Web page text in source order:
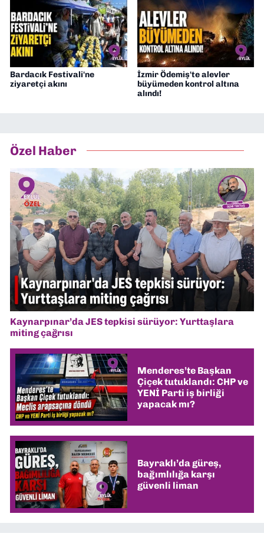
Bardacık Festivali'ne
ziyaretçi akını
İzmir Ödemiş'te alevler
büyümeden kontrol altına
alındı!
Özel Haber
Kaynarpınar’da JES tepkisi sürüyor: Yurttaşlara
miting çağrısı
Menderes’te Başkan
Çiçek tutuklandı: CHP ve
YENİ Parti iş birliği
yapacak mı?
Bayraklı’da güreş,
bağımlılığa karşı
güvenli liman